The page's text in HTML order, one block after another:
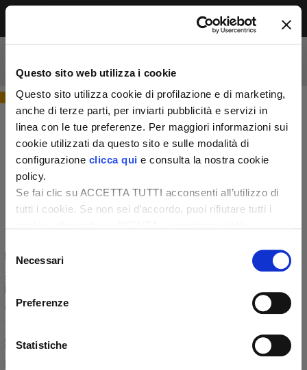
Questo sito web utilizza i cookie
Questo sito utilizza cookie di profilazione e di marketing,
anche di terze parti, per inviarti pubblicità e servizi in
linea con le tue preferenze. Per maggiori informazioni sui
cookie utilizzati da questo sito e sulle modalità di
configurazione clicca qui e consulta la nostra cookie
policy.
Se fai clic su ACCETTA TUTTI acconsenti all’utilizzo di
tutti i cookie. Se non sei d’accordo, puoi rifiutare tutti i
desideri accettare e cliccando ACCETTA SELEZIONATI.
del
consenso
Necessari
Preferenze
Statistiche
Accesso riservato agli abbonati
Per leggere questo contenuto, devi essere
abbonato alla rivista. Se sei già abbonato,
accedi subito per continuare la lettura.
Se non sei ancora dei nostri, abbonati ora e
accedi ai tuoi contenuti!